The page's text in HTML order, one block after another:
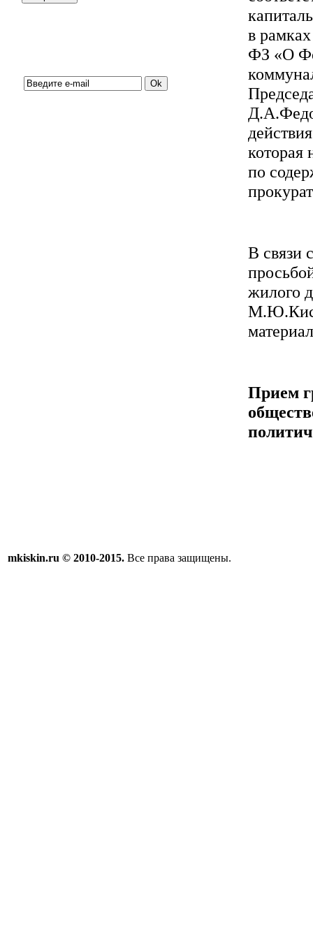
в
ФЗ «О
которая
по
В связи
жилого
Прием
mkiskin.ru © 2010-2015. Все права защищены.